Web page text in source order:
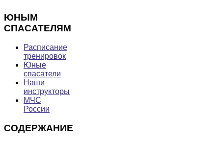
ЮНЫМ
СПАСАТЕЛЯМ
Расписание
тренировок
Юные
спасатели
Наши
инструкторы
МЧС
России
СОДЕРЖАНИЕ